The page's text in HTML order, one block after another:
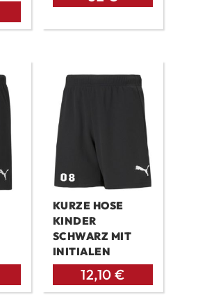
KURZE HOSE
KINDER
SCHWARZ MIT
INITIALEN
12,10€